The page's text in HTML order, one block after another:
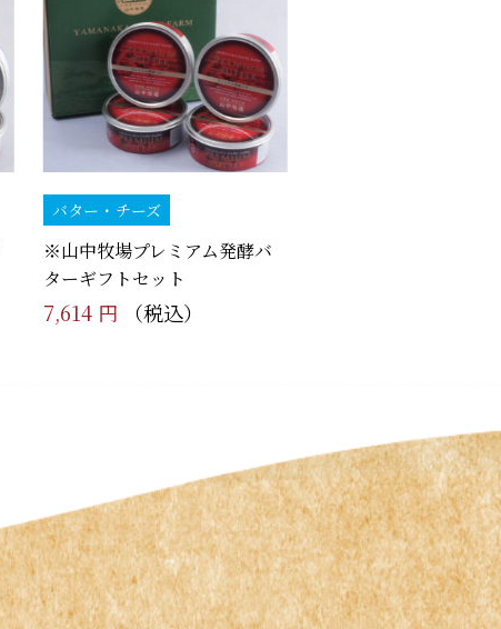
バター・チーズ
※山中牧場プレミアム発酵バ
ターギフトセット
7,614 円 （税込）